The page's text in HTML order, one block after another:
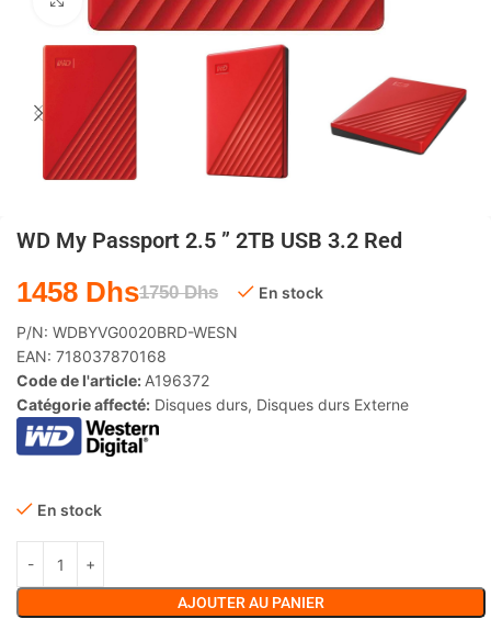
WD My Passport 2.5 ” 2TB USB 3.2 Red
1750Dhs
1458 Dhs En stock
P/N: WDBYVG0020BRD-WESN
EAN: 718037870168
Code de l'article: A196372
Catégorie affecté: Disques durs, Disques durs Externe
En stock
AJOUTER AU PANIER